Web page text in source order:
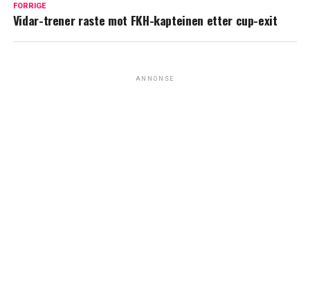
FORRIGE
Vidar-trener raste mot FKH-kapteinen etter cup-exit
ANNONSE